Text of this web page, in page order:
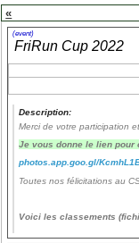
«
(event)
FriRun Cup 2022
Description:
Merci de votre participation
Je vous donne le lien pour
photos.app.goo.gl/
Toutes nos félicitations au
Voici les classements